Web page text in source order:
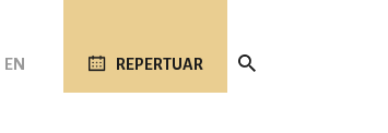
EN REPERTUAR